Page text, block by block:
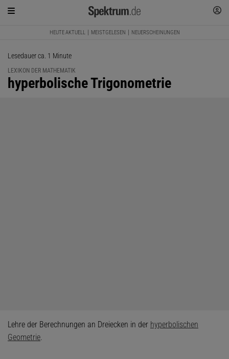
HEUTE AKTUELL MEISTGELESEN NEUERSCHEINUNGEN
Lesedauer ca. 1 Minute
LEXIKON DER MATHEMATIK
:
hyperbolische Trigonometrie
Lehre der Berechnungen an Dreiecken in der hyperbolischen
Geometrie.